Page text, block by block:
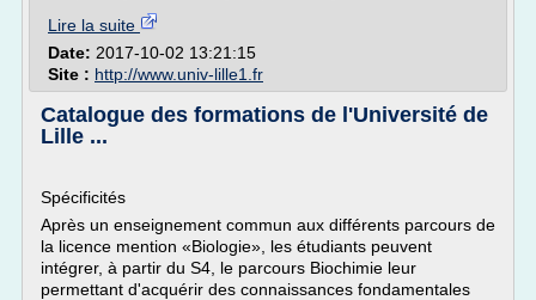
Lire la suite
Date: 2017-10-02 13:21:15
Site : http://www.univ-lille1.fr
Catalogue des formations de l'Université de
Lille ...
Spécificités
Après un enseignement commun aux différents parcours de
la licence mention «Biologie», les étudiants peuvent
intégrer, à partir du S4, le parcours Biochimie leur
permettant d'acquérir des connaissances fondamentales